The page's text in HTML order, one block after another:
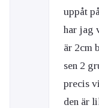
uppåt
har jag
är 2cm
sen 2
precis
den är